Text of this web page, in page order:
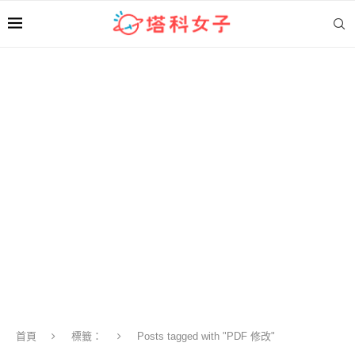
首頁 標籤： Posts tagged with "PDF 修改"